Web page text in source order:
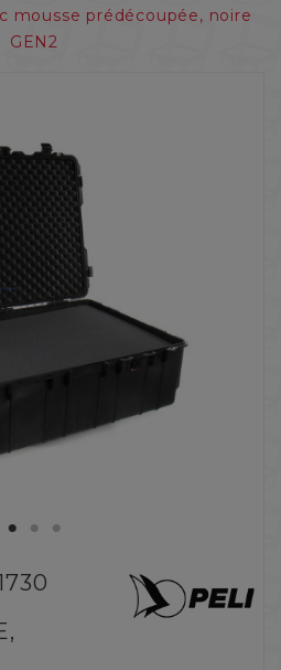
mousse prédécoupée, noire
GEN2